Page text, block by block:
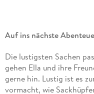
Auf ins nächste
Die lustigsten Sachen
gehen Ella und ihre
gerne hin. Lustig ist es
vormacht, wie